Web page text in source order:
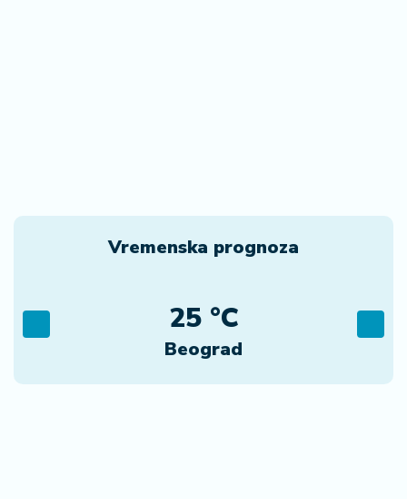
Vremenska prognoza
Beograd
25 °C